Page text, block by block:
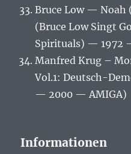
Bruce Low — Noah
(Bruce Low Singt
Spirituals) — 1972
Manfred Krug –
Vol.1: Deutsch-
— 2000 — AMIGA)
Informationen